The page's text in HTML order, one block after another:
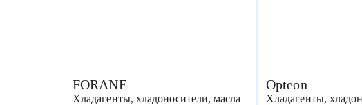
FORANE
Хладагенты, хладоносители, масла
Opteon
Хладагенты,